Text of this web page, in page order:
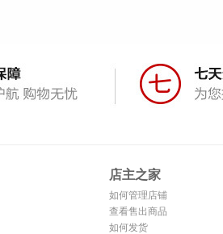
店主之家
如何管理店铺
查看售出商品
如何发货